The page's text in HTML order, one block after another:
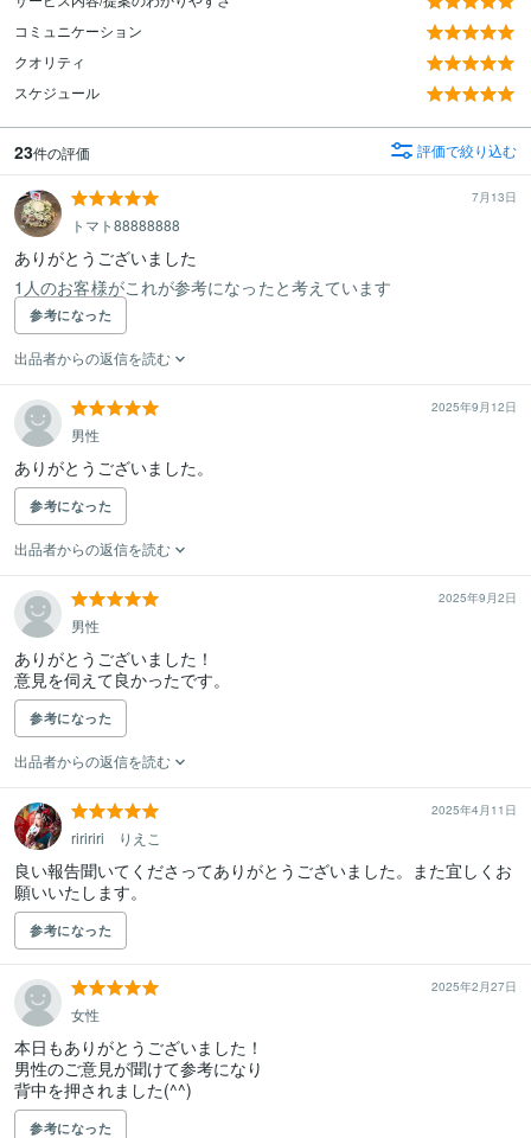
コミュニケーション
クオリティ
スケジュール
23件の評価 評価で絞り込む
7月13日
トマト88888888
ありがとうございました
1人のお客様がこれが参考になったと考えています
参考になった
出品者からの返信を読む
2025年9月12日
男性
ありがとうございました。
参考になった
出品者からの返信を読む
2025年9月2日
男性
ありがとうございました！
意見を伺えて良かったです。
参考になった
出品者からの返信を読む
2025年4月11日
riririri りえこ
良い報告聞いてくださってありがとうございました。また宜しくお
願いいたします。
参考になった
2025年2月27日
女性
本日もありがとうございました！
男性のご意見が聞けて参考になり
背中を押されました(^^)
参考になった